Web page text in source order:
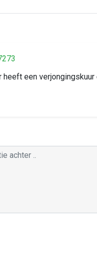
heeft een verjongingskuur